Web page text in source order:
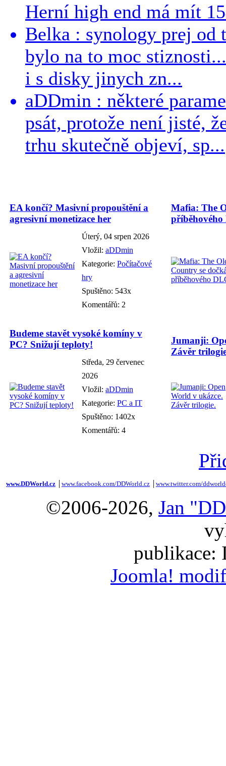
Herní high end má mít
Belka : synology prej od
bylo na to moc
i s disky jinych zn...
aDDmin : některé
psát, protože není jisté,
trhu skutečně objeví, sp...
EA končí? Masivní propouštění a
agresivní monetizace her
Úterý, 04 srpen 2026
Vložil: aDDmin
Kategorie: Počítačové
hry
Spuštěno: 543x
Komentářů: 2
Mafia: The
Budeme stavět vysoké komíny v
PC? Snižují teploty!
Středa, 29 červenec
2026
Vložil: aDDmin
Kategorie: PC a IT
Spuštěno: 1402x
Komentářů: 4
Jumanji:
Závěr
www.DDWorld.cz www.facebook.com/DDWorld.cz www.twitter.com/
©2006-2026, Jan
publikace:
Joomla!